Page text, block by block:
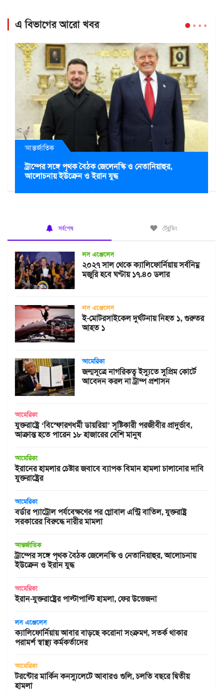
এ বিভাগের আরো খবর
আন্তর্জাতিক
ট্রাম্পের সঙ্গে পৃথক বৈঠক জেলেনস্কি ও নেতানিয়াহুর,
আলোচনায় ইউক্রেন ও ইরান যুদ্ধ
সর্বশেষ ট্রেন্ডিং
লস এঞ্জেলেস
২০২৭ সাল থেকে ক্যালিফোর্নিয়ায় সর্বনিম্ন
মজুরি হবে ঘণ্টায় ১৭.৪০ ডলার
লস এঞ্জেলেস
ই-মোটরসাইকেল দুর্ঘটনায় নিহত ১, গুরুতর
আহত ১
আমেরিকা
জন্মসূত্রে নাগরিকত্ব ইস্যুতে সুপ্রিম কোর্টে
আবেদন করল না ট্রাম্প প্রশাসন
আমেরিকা
যুক্তরাষ্ট্রে ‘বিস্ফোরণধর্মী ডায়রিয়া’ সৃষ্টিকারী পরজীবীর প্রাদুর্ভাব,
আক্রান্ত হতে পারেন ১৮ হাজারের বেশি মানুষ
আমেরিকা
ইরানের হামলার চেষ্টার জবাবে ব্যাপক বিমান হামলা চালানোর দাবি
যুক্তরাষ্ট্রের
আমেরিকা
বর্ডার প্যাট্রোল পর্যবেক্ষণের পর গ্লোবাল এন্ট্রি বাতিল, যুক্তরাষ্ট্র
সরকারের বিরুদ্ধে নারীর মামলা
আন্তর্জাতিক
ট্রাম্পের সঙ্গে পৃথক বৈঠক জেলেনস্কি ও নেতানিয়াহুর, আলোচনায়
ইউক্রেন ও ইরান যুদ্ধ
আমেরিকা
ইরান-যুক্তরাষ্ট্রের পাল্টাপাল্টি হামলা, ফের উত্তেজনা
লস এঞ্জেলেস
ক্যালিফোর্নিয়ায় আবার বাড়ছে করোনা সংক্রমণ, সতর্ক থাকার
পরামর্শ স্বাস্থ্য কর্মকর্তাদের
আমেরিকা
টরন্টোর মার্কিন কনস্যুলেটে আবারও গুলি, চলতি বছরে দ্বিতীয়
হামলা